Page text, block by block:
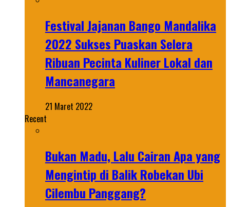
Festival Jajanan Bango Mandalika
2022 Sukses Puaskan Selera
Ribuan Pecinta Kuliner Lokal dan
Mancanegara
21 Maret 2022
Recent
Bukan Madu, Lalu Cairan Apa yang
Mengintip di Balik Robekan Ubi
Cilembu Panggang?